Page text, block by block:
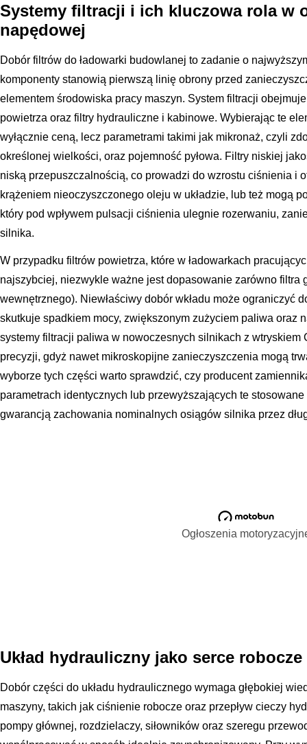
Systemy filtracji i ich kluczowa rola w
napędowej
Dobór filtrów do ładowarki budowlanej to zadanie o
komponenty stanowią pierwszą linię obrony przed
elementem środowiska pracy maszyn. System filtracji
powietrza oraz filtry hydrauliczne i kabinowe. Wybierając te
wyłącznie ceną, lecz parametrami takimi jak mikronaż, czyli
określonej wielkości, oraz pojemność pyłowa. Filtry niskiej
niską przepuszczalnością, co prowadzi do wzrostu ciśnienia i
krążeniem nieoczyszczonego oleju w układzie, lub też mogą
który pod wpływem pulsacji ciśnienia ulegnie rozerwaniu,
silnika.
W przypadku filtrów powietrza, które w ładowarkach
najszybciej, niezwykle ważne jest dopasowanie zarówno filtra
wewnętrznego). Niewłaściwy dobór wkładu może ograniczyć
skutkuje spadkiem mocy, zwiększonym zużyciem paliwa oraz
systemy filtracji paliwa w nowoczesnych silnikach z
precyzji, gdyż nawet mikroskopijne zanieczyszczenia mogą
wyborze tych części warto sprawdzić, czy producent
parametrach identycznych lub przewyższających te
gwarancją zachowania nominalnych osiągów silnika przez
Ogłoszenia
Układ hydrauliczny jako serce
Dobór części do układu hydraulicznego wymaga głębokiej
maszyny, takich jak ciśnienie robocze oraz przepływ cieczy
pompy głównej, rozdzielaczy, siłowników oraz szeregu